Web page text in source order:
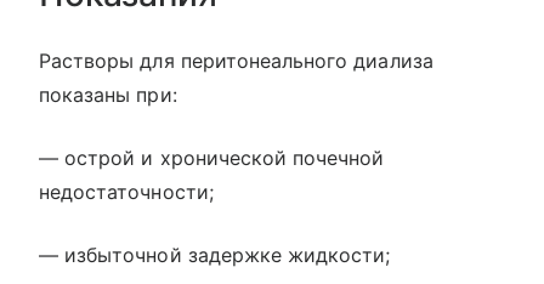
Растворы для перитонеального диализа
показаны при:
— острой и хронической почечной
недостаточности;
— избыточной задержке жидкости;